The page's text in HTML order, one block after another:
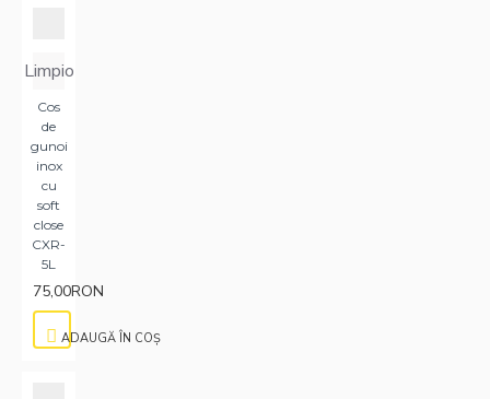
Limpio
Cos
de
gunoi
inox
cu
soft
close
CXR-
5L
75,00RON
ADAUGĂ ÎN COŞ